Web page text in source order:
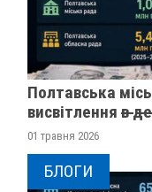
Полтавська
висвітлення в̶
01 травня 2026
БЛОГИ